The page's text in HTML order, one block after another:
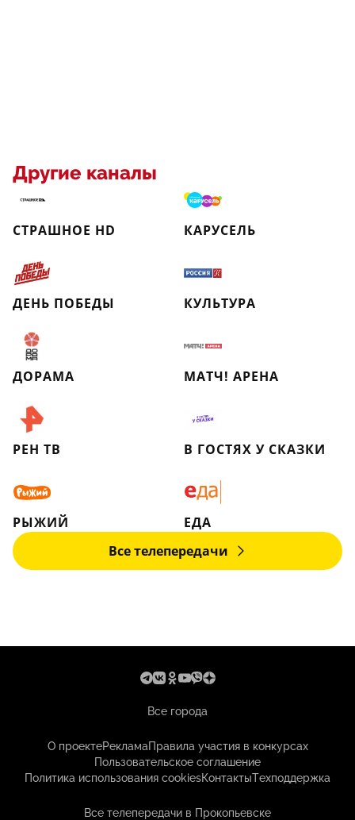
Другие каналы
СТРАШНОЕ HD КАРУСЕЛЬ
ДЕНЬ ПОБЕДЫ КУЛЬТУРА
ДОРАМА МАТЧ! АРЕНА
РЕН ТВ В ГОСТЯХ У СКАЗКИ
РЫЖИЙ
ЕДА
Все телепередачи
Все города
О проектеРекламаПравила участия в конкурсах
Пользовательское соглашение
Политика использования cookiesКонтактыТехподдержка
Все телепередачи в Прокопьевске